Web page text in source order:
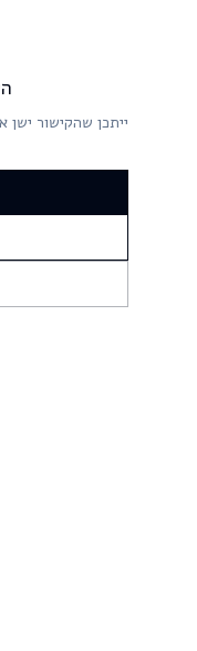
ייתכן שהקישור